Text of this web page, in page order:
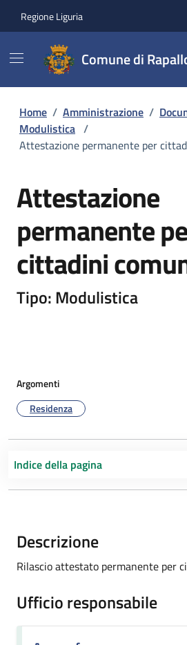
Regione Liguria
Comune di
Home / Amministrazione /
Modulistica /
Attestazione permanente per
Attestazione
permanente
cittadini
Tipo: Modulistica
Argomenti
Residenza
Indice della pagina
Descrizione
Rilascio attestato permanente per
Ufficio responsabile